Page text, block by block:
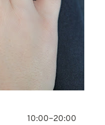
10:00–20:00